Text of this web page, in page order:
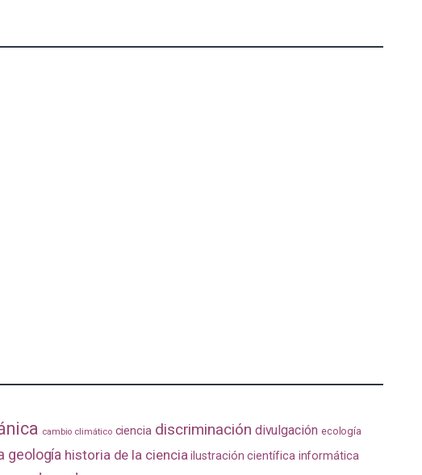
cambio climático ciencia discriminación divulgación ecología
geología historia de la ciencia ilustración científica informática